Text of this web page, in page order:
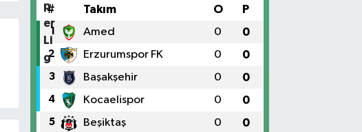
# Takım O P
1 Amed 0 0
2 Erzurumspor FK 0 0
3 Başakşehir 0 0
4 Kocaelispor 0 0
5 Beşiktaş 0 0